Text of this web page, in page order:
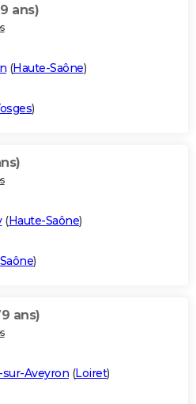
ans)
(Haute-Saône)
)
(Haute-Saône)
)
ans)
Aveyron (Loiret)